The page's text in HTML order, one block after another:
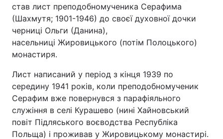
став лист преподобномученика Серафима
(Шахмутя; 1901-1946) до своєї духовної дочки
черниці Ольги (Данина),
насельниці Жировицького (потім Полоцького)
монастиря.
Лист написаний у період з кінця 1939 по
середину 1941 років, коли преподобномученик
Серафим вже повернувся з парафіяльного
служіння в селі Курашево (нині Хайновський
повіт Підляського воєводства Республіка
Польща) і проживав у Жировицькому монастирі.